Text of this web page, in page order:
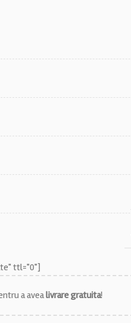
ttl="0"]
a avealivrare gratuita!